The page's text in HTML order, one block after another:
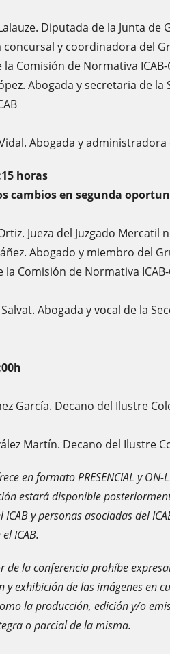
Diputada de la Junta de
y coordinadora del
Comisión de Normativa ICAB-
Abogada y secretaria de
Abogada y
horas
cambios en segunda
Jueza del Juzgado Mercatil
Abogado y miembro del
Comisión de Normativa ICAB-
Abogada y vocal de la
García. Decano del Ilustre
Martín. Decano del Ilustre
en formato PRESENCIAL y
estará disponible
y personas asociadas del
ICAB.
de la conferencia prohíbe
y exhibición de las imágenes en
la producción, edición y/o
o parcial de la misma.